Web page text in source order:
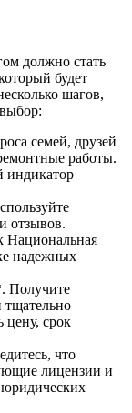
должно стать
будет
шагов,
семей, друзей
работы.
отзывов.
Национальная
надежных
Получите
тщательно
цену, срок
что
лицензии и